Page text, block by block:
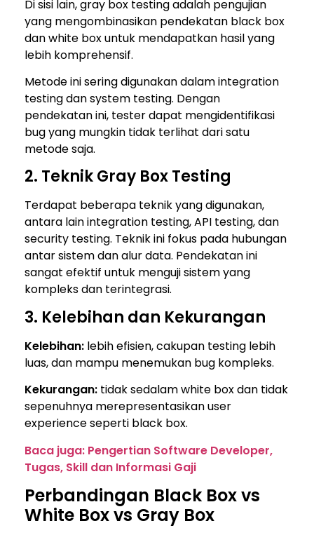
Di sisi lain, gray box testing adalah pengujian
yang mengombinasikan pendekatan black box
dan white box untuk mendapatkan hasil yang
lebih komprehensif.
Metode ini sering digunakan dalam integration
testing dan system testing. Dengan
pendekatan ini, tester dapat mengidentifikasi
bug yang mungkin tidak terlihat dari satu
metode saja.
2. Teknik Gray Box Testing
Terdapat beberapa teknik yang digunakan,
antara lain integration testing, API testing, dan
security testing. Teknik ini fokus pada hubungan
antar sistem dan alur data. Pendekatan ini
sangat efektif untuk menguji sistem yang
kompleks dan terintegrasi.
3. Kelebihan dan Kekurangan
Kelebihan: lebih efisien, cakupan testing lebih
luas, dan mampu menemukan bug kompleks.
Kekurangan: tidak sedalam white box dan tidak
sepenuhnya merepresentasikan user
experience seperti black box.
Baca juga: Pengertian Software Developer,
Tugas, Skill dan Informasi Gaji
Perbandingan Black Box vs
White Box vs Gray Box